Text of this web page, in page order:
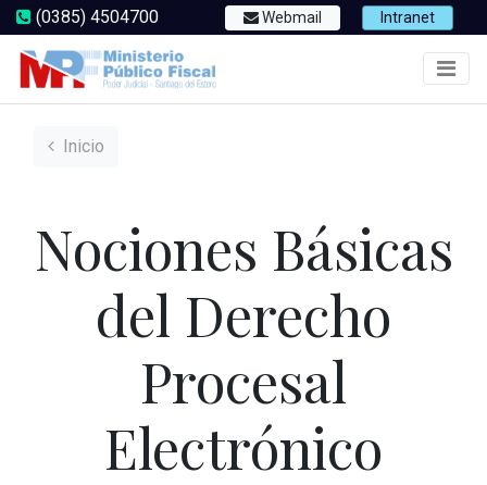
(0385) 4504700 Webmail Intranet
Inicio
Nociones Básicas
del Derecho
Procesal
Electrónico